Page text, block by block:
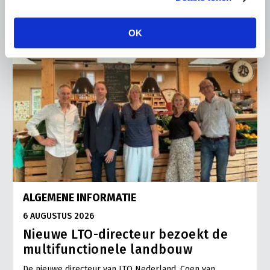
OK
ALGEMENE INFORMATIE
6 AUGUSTUS 2026
Nieuwe LTO-directeur bezoekt de
multifunctionele landbouw